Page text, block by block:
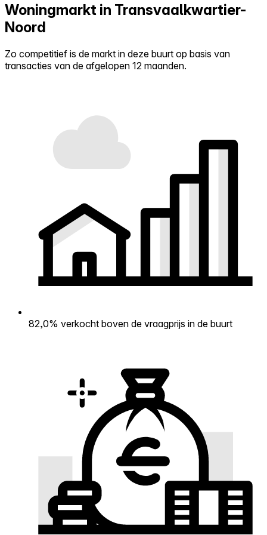
Woningmarkt in Transvaalkwartier-
Noord
Zo competitief is de markt in deze buurt op basis van
transacties van de afgelopen 12 maanden.
82,0% verkocht boven de vraagprijs in de buurt